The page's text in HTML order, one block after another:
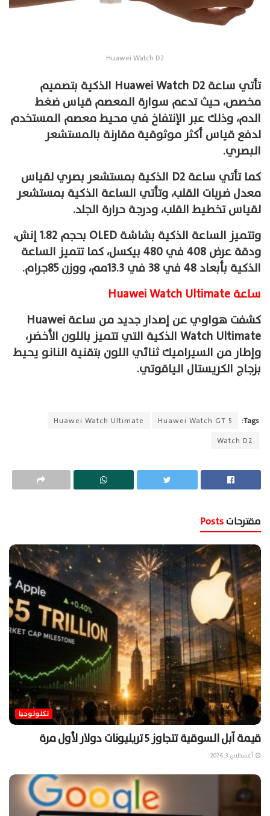
Huawei Watch D2
تأتي ساعة Huawei Watch D2 الذكية بتصميم
مخصص، حيث تدعم سوارة المعصم قياس ضغط
الدم، وذلك عبر الإنتفاخ في محيط معصم المستخدم
لدفع قياس أكثر موثوقية مقارنة بالمستشعر
البصري.
كما تأتي ساعة D2 الذكية بمستشعر بصري لقياس
معدل ضربات القلب، وتأتي الساعة الذكية بمستشعر
لقياس تخطيط القلب، ودرجة حرارة الجلد.
وتتميز الساعة الذكية بشاشة OLED بحجم 1.82 إنش،
ودقة عرض 408 في 480 بيكسل، كما تتميز الساعة
الذكية بأبعاد 48 في 38 في 13.3مم، ووزن 85جرام.
ساعة Huawei Watch Ultimate
كشفت هواوي عن إصدار جديد من ساعة Huawei
Watch Ultimate الذكية التي تتميز باللون الأخضر،
وإطار من السيراميك ثنائي اللون بتقنية النانو يحيط
بزجاج الكريستال الياقوتي.
Tags:
Huawei Watch GT 5
Huawei Watch Ultimate
Watch D2
مقترحات
تكنولوجيا
قيمة آبل السوقية تتجاوز 5 تريليونات دولار لأول مرة
أغسطس 3, 2026